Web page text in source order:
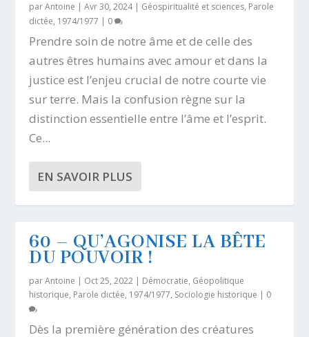
parAntoine |Avr 30, 2024| Géospiritualité et sciences, Parole
dictée, 1974/1977 | 0
Prendre soin de notre âme et de celle des
autres êtres humains avec amour et dans la
justice est l’enjeu crucial de notre courte vie
sur terre. Mais la confusion règne sur la
distinction essentielle entre l’âme et l’esprit.
Ce...
EN SAVOIR PLUS
60 – QU’AGONISE LA BÊTE
DU POUVOIR !
parAntoine | Oct 25, 2022 | Démocratie, Géopolitique
historique, Parole dictée, 1974/1977, Sociologie historique | 0
Dès la première génération des créatures